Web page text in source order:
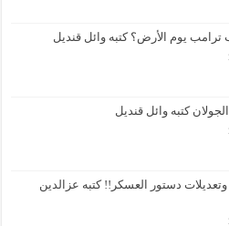
يوم الأرض؟ كتبه وائل قنديل
كتبه وائل قنديل
وتعديلات دستور العسكر!! كتبه عزالدين